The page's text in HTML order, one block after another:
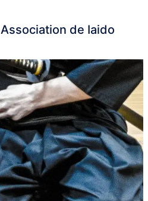
Association de Iaido